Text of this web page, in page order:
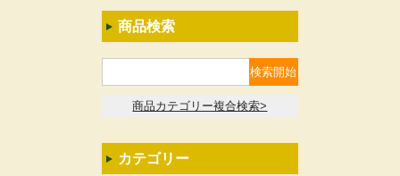
商品検索
商品カテゴリー複合検索>
カテゴリー